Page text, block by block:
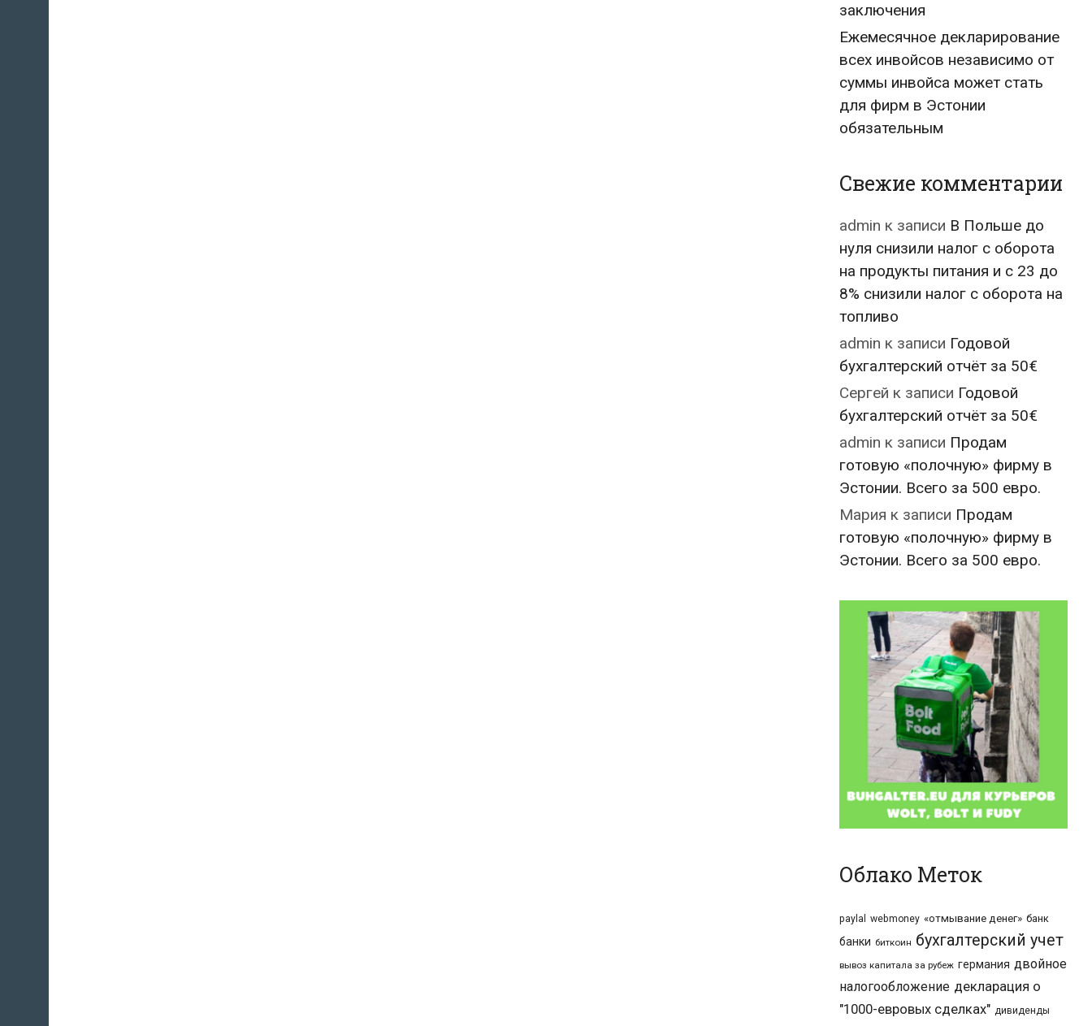
заключения
Ежемесячное декларирование
всех инвойсов независимо от
суммы инвойса может стать
для фирм в Эстонии
обязательным
Свежие комментарии
admin к записи В Польше до
нуля снизили налог с оборота
на продукты питания и с 23 до
8% снизили налог с оборота на
топливо
admin к записи Годовой
бухгалтерский отчёт за 50€
Сергей к записи Годовой
бухгалтерский отчёт за 50€
admin к записи Продам
готовую «полочную» фирму в
Эстонии. Всего за 500 евро.
Мария к записи Продам
готовую «полочную» фирму в
Эстонии. Всего за 500 евро.
Облако Меток
paylal webmoney «отмывание денег» банк
банки биткоин бухгалтерский учет
вывоз капитала за рубеж германия двойное
налогообложение декларация о
"1000-евровых сделках" дивиденды